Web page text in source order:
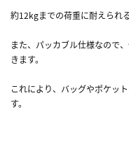
約12kgまでの荷重に耐えられ
また、パッカブル仕様なので
きます。
これにより、バッグやポケッ
す。